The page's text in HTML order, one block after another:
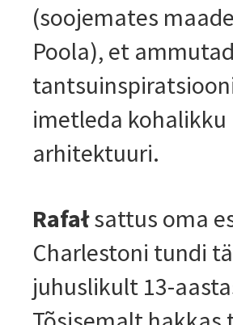
(soojemates
Poola), et
imetleda kohalikku
arhitektuuri.
Rafałsattus oma
Charlestoni tundi
juhuslikult 13-